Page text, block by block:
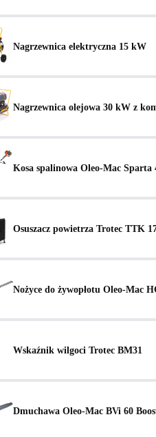
Nagrzewnica elektryczna 15 kW
Nagrzewnica olejowa 30 kW z
Kosa spalinowa Oleo-Mac Sparta
Osuszacz powietrza Trotec TTK
Nożyce do żywopłotu Oleo-Mac
Wskaźnik wilgoci Trotec BM31
Dmuchawa Oleo-Mac BVi 60